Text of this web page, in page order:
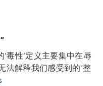
毒性’定义主要集中在辱
法解释我们感受到的‘整